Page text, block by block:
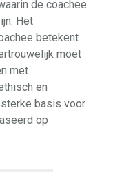
de coachee
Het
betekent
moet
met
en
basis voor
op